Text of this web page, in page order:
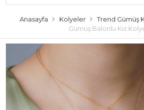
Anasayfa Kolyeler
Trend Gümüş
Gümüş Balonlu Kız